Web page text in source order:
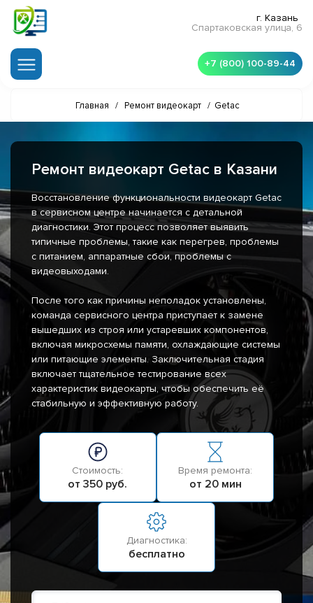
г. Казань
Спартаковская улица, 6
+7 (800) 100-89-44
Главная / Ремонт видеокарт / Getac
Ремонт видеокарт Getac в Казани
Восстановление функциональности видеокарт Getac
в сервисном центре начинается с детальной
диагностики. Этот процесс позволяет выявить
типичные проблемы, такие как перегрев, проблемы
с питанием, аппаратные сбои, проблемы с
видеовыходами.
После того как причины неполадок установлены,
команда сервисного центра приступает к замене
вышедших из строя или устаревших компонентов,
включая микросхемы памяти, охлаждающие системы
или питающие элементы. Заключительная стадия
включает тщательное тестирование всех
характеристик видеокарты, чтобы обеспечить её
стабильную и эффективную работу.
Стоимость:
от 350 руб.
Время ремонта:
от 20 мин
Диагностика:
бесплатно